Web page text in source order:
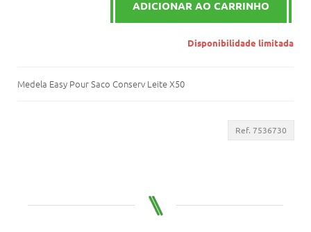
Ref. 7536730
ADICIONAR AO CARRINHO
Disponibilidade limitada
Medela Easy Pour Saco Conserv Leite X50